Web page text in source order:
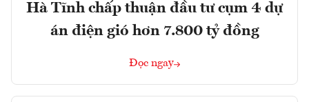
Hà Tĩnh chấp thuận đầu tư cụm 4 dự
án điện gió hơn 7.800 tỷ đồng
Đọc ngay